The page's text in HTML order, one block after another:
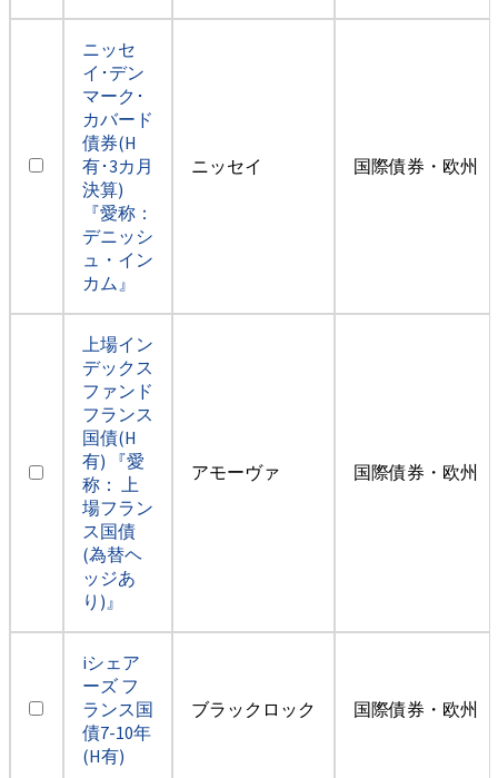
ニッセ
イ･デン
マーク･
カバード
債券(H
有･3カ月
決算)
『愛称：
デニッシ
ュ・イン
カム』
ニッセイ 国際債券・欧州
上場イン
デックス
ファンド
フランス
国債(H
有) 『愛
称： 上
場フラン
ス国債
(為替ヘ
ッジあ
り)』
アモーヴァ 国際債券・欧州
iシェア
ーズ フ
ランス国
債7-10年
(H有)
ブラックロック 国際債券・欧州